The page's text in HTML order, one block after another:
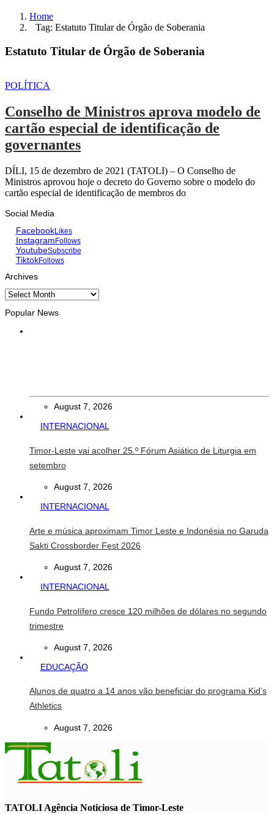
Home
Tag: Estatuto Titular de Órgão de Soberania
Estatuto Titular de Órgão de Soberania
POLÍTICA
Conselho de Ministros aprova modelo de
cartão especial de identificação de
governantes
DÍLI, 15 de dezembro de 2021 (TATOLI) – O Conselho de
Ministros aprovou hoje o decreto do Governo sobre o modelo do
cartão especial de identificação de membros do
Social Media
FacebookLikes
InstagramFollows
YoutubeSubscribe
TiktokFollows
Archives
Archives
Popular News
August 7, 2026
INTERNACIONAL
Timor-Leste vai acolher 25.º Fórum Asiático de Liturgia em
setembro
August 7, 2026
INTERNACIONAL
Arte e música aproximam Timor Leste e Indonésia no Garuda
Sakti Crossborder Fest 2026
August 7, 2026
INTERNACIONAL
Fundo Petrolífero cresce 120 milhões de dólares no segundo
trimestre
August 7, 2026
EDUCAÇÃO
Alunos de quatro a 14 anos vão beneficiar do programa Kid’s
Athletics
August 7, 2026
TATOLI Agência Noticiosa de Timor-Leste